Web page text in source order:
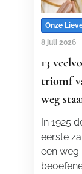
Onze
8 juli 2026
13
triomf
weg
In 1925
eerste
een weg